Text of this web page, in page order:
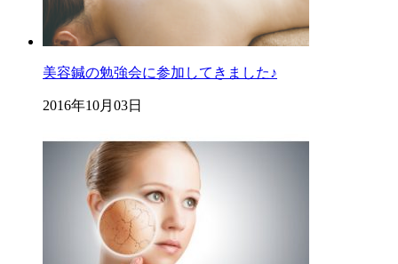
美容鍼の勉強会に参加してきました♪
2016年10月03日